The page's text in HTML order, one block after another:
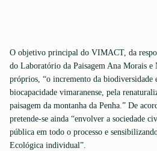
O objetivo principal do VIMACT, da
do Laboratório da Paisagem Ana Morais e
próprios, “o incremento da biodiversidade
biocapacidade vimaranense, pela
paisagem da montanha da Penha.” De
pretende-se ainda “envolver a sociedade
pública em todo o processo e
Ecológica individual”.